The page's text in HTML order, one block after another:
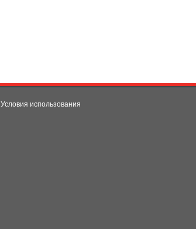
Условия использования